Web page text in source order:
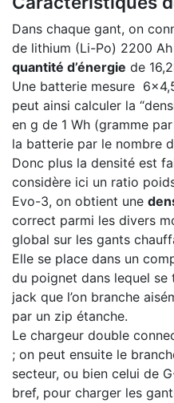
Dans chaque gant, on
de lithium (Li-Po) 2200
quantité d’énergie de
Une batterie mesure
peut ainsi calculer la
en g de 1 Wh (gramme
la batterie par le nombre
Donc plus la densité est
considère ici un ratio
Evo-3, on obtient une
correct parmi les divers
global sur les gants
Elle se place dans un
du poignet dans lequel
jack que l’on branche
par un zip étanche.
Le chargeur double
; on peut ensuite le
secteur, ou bien celui de
bref, pour charger les